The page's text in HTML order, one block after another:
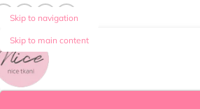
Skip to navigation
Skip to main content